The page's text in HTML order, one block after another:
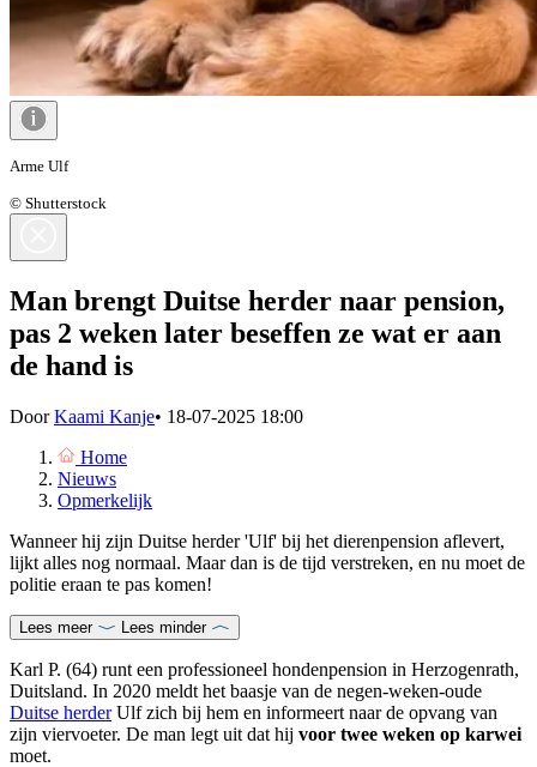
Arme Ulf
© Shutterstock
Man brengt Duitse herder naar pension,
pas 2 weken later beseffen ze wat er aan
de hand is
DoorKaami Kanje• 18-07-2025 18:00
Home
Nieuws
Opmerkelijk
Wanneer hij zijn Duitse herder 'Ulf' bij het dierenpension aflevert,
lijkt alles nog normaal. Maar dan is de tijd verstreken, en nu moet de
politie eraan te pas komen!
Lees meer Lees minder
Karl P. (64) runt een professioneel hondenpension in Herzogenrath,
Duitsland. In 2020 meldt het baasje van de negen-weken-oude
Duitse herderUlf zich bij hem en informeert naar de opvang van
zijn viervoeter. De man legt uit dat hij voor twee weken op karwei
moet.